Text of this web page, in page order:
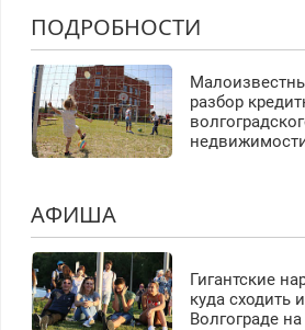
ПОДРОБНОСТИ
разбор
АФИША
Гигантские
куда сходить
Волгограде